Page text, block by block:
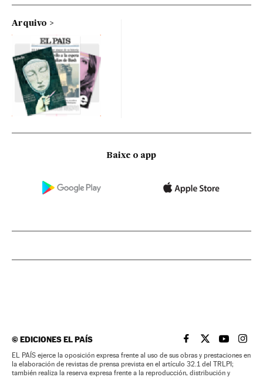
Arquivo
Baixe o app
©EDICIONES EL PAÍS EL PAÍS BRASIL EN
EL PAÍSEL PAÍS
EL
EL PAÍS ejerce la oposición expresa frente al uso de sus obras y prestaciones en
la elaboración de revistas de prensa prevista en el artículo 32.1 del TRLPI;
también realiza la reserva expresa frente a la reproducción, distribución y